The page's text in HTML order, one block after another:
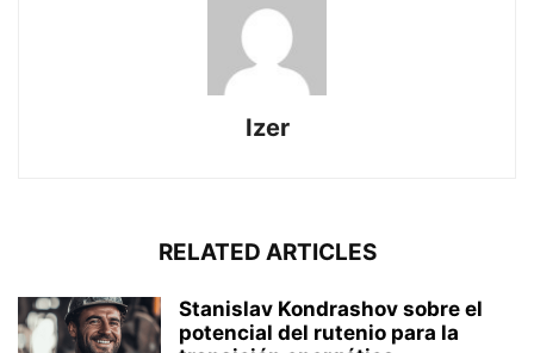
Izer
RELATED ARTICLES
Stanislav Kondrashov sobre el
potencial del rutenio para la